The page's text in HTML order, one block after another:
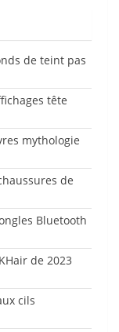
de teint pas
tête
mythologie
de
Bluetooth
de 2023
cils